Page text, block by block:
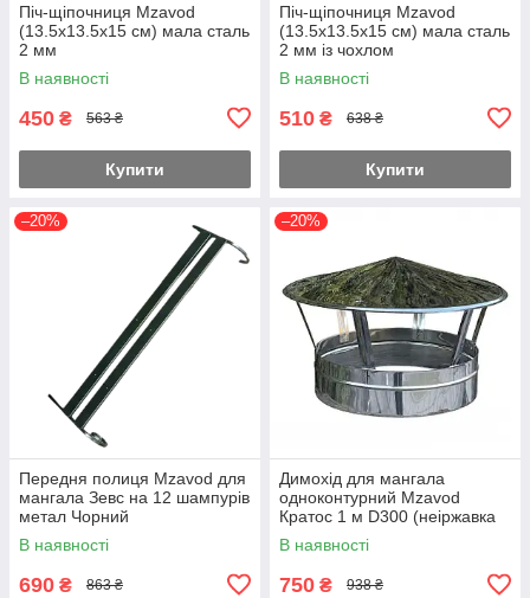
Піч-щіпочниця Mzavod
(13.5х13.5х15 см) мала сталь
2 мм
В наявності
450 ₴ 563 ₴
Купити
Піч-щіпочниця Mzavod
(13.5х13.5х15 см) мала сталь
2 мм із чохлом
В наявності
510 ₴ 638 ₴
Купити
–20%
Передня полиця Mzavod для
мангала Зевс на 12 шампурів
метал Чорний
В наявності
690 ₴ 863 ₴
–20%
Димохід для мангала
одноконтурний Mzavod
Кратос 1 м D300 (неіржавка
сталь 0.5 мм)
В наявності
750 ₴ 938 ₴